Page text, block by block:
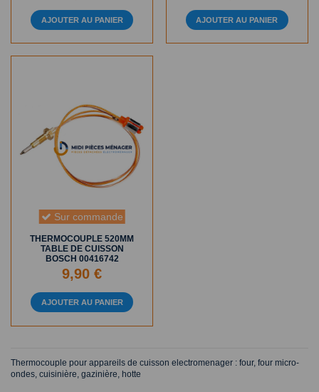
AJOUTER AU PANIER AJOUTER AU PANIER
Sur commande
THERMOCOUPLE 520MM
TABLE DE CUISSON
BOSCH 00416742
9,90 €
AJOUTER AU PANIER
Thermocouple pour appareils de cuisson electromenager : four, four micro-
ondes, cuisinière, gazinière, hotte